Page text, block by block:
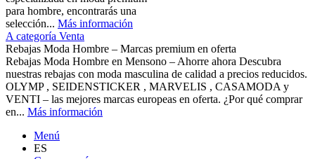
para hombre, encontrarás una
selección... Más información
A categoría Venta
Rebajas Moda Hombre – Marcas premium en oferta
Rebajas Moda Hombre en Mensono – Ahorre ahora Descubra
nuestras rebajas con moda masculina de calidad a precios reducidos.
OLYMP , SEIDENSTICKER , MARVELIS , CASAMODA y
VENTI – las mejores marcas europeas en oferta. ¿Por qué comprar
en... Más información
Menú
ES